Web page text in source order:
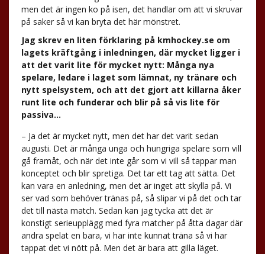
men det är ingen ko på isen, det handlar om att vi skruvar
på saker så vi kan bryta det här mönstret.
Jag skrev en liten förklaring på kmhockey.se om
lagets kräftgång i inledningen, där mycket ligger i
att det varit lite för mycket nytt: Många nya
spelare, ledare i laget som lämnat, ny tränare och
nytt spelsystem, och att det gjort att killarna åker
runt lite och funderar och blir på så vis lite för
passiva…
– Ja det är mycket nytt, men det har det varit sedan
augusti. Det är många unga och hungriga spelare som vill
gå framåt, och när det inte går som vi vill så tappar man
konceptet och blir spretiga. Det tar ett tag att sätta. Det
kan vara en anledning, men det är inget att skylla på. Vi
ser vad som behöver tränas på, så slipar vi på det och tar
det till nästa match. Sedan kan jag tycka att det är
konstigt serieupplägg med fyra matcher på åtta dagar där
andra spelat en bara, vi har inte kunnat träna så vi har
tappat det vi nött på. Men det är bara att gilla läget.